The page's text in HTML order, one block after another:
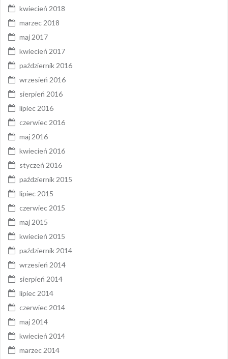
kwiecień 2018
marzec 2018
maj 2017
kwiecień 2017
październik 2016
wrzesień 2016
sierpień 2016
lipiec 2016
czerwiec 2016
maj 2016
kwiecień 2016
styczeń 2016
październik 2015
lipiec 2015
czerwiec 2015
maj 2015
kwiecień 2015
październik 2014
wrzesień 2014
sierpień 2014
lipiec 2014
czerwiec 2014
maj 2014
kwiecień 2014
marzec 2014